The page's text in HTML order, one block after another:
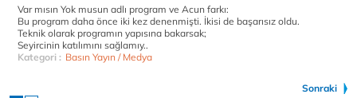
Var mısın Yok musun adlı program ve Acun farkı:
Bu program daha önce iki kez denenmişti. İkisi de başarısız oldu.
Teknik olarak programın yapısına bakarsak;
Seyircinin katılımını sağlamıy..
Kategori : Basın Yayın / Medya
Sonraki